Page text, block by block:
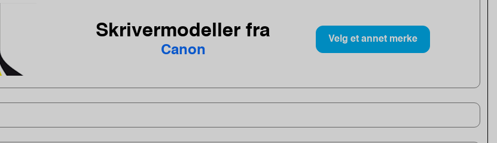
Skrivermodeller fra
Canon
Velg et annet merke